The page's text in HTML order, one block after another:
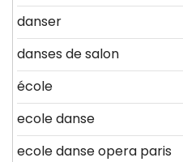
danser
danses de salon
école
ecole danse
ecole danse opera paris